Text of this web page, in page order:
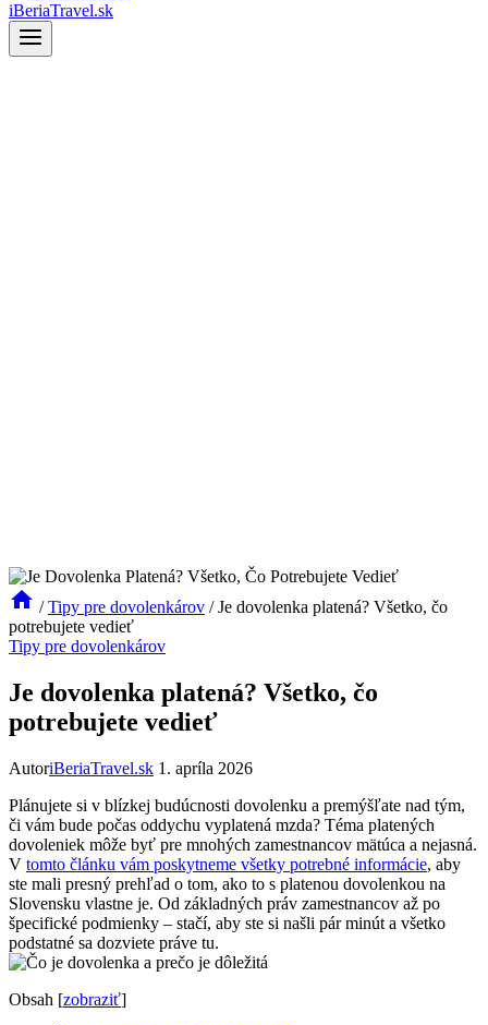
iBeriaTravel.sk
/ Tipy pre dovolenkárov / Je dovolenka platená? Všetko, čo
potrebujete vedieť
Tipy pre dovolenkárov
Je dovolenka platená? Všetko, čo
potrebujete vedieť
AutoriBeriaTravel.sk 1. apríla 2026
Plánujete si v blízkej budúcnosti dovolenku a premýšľate nad tým,
či vám bude počas oddychu vyplatená mzda? Téma platených
dovoleniek môže byť pre mnohých zamestnancov mätúca a nejasná.
V tomto článku vám poskytneme všetky potrebné informácie, aby
ste mali presný prehľad o tom, ako to s platenou dovolenkou na
Slovensku vlastne je. Od základných práv zamestnancov až po
špecifické podmienky – stačí, aby ste si našli pár minút a všetko
podstatné sa dozviete práve tu.
Obsah [zobraziť]